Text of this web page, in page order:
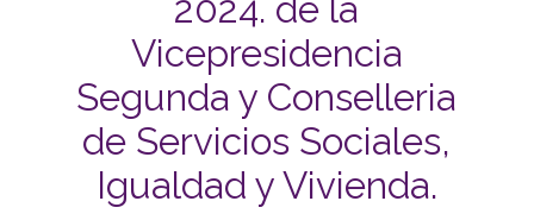
2024. de la
Vicepresidencia
Segunda y Conselleria
de Servicios Sociales,
Igualdad y Vivienda.